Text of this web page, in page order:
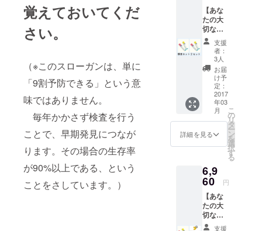
覚えておいてくだ
さい。
（※このスローガンは、単に
「9割予防できる」という意
味ではありません。
毎年かかさず検査を行う
ことで、早期発見につなが
ります。その場合の生存率
が90%以上である、という
ことをさしています。）
【あな
たの大
切な人
を守ろ
う！】
①サン
クス
メール
と活動
報告 ②
検査
キット
２個
セット
(通常価
格) 送料
支援
者：
3人
お届
け予
定：
2017
年03
月
詳細を見る
こ
の
リ
タ
ー
ン
を
選
択
す
る
6,9
60 円
【あな
たの大
切な人
を守ろ
支援